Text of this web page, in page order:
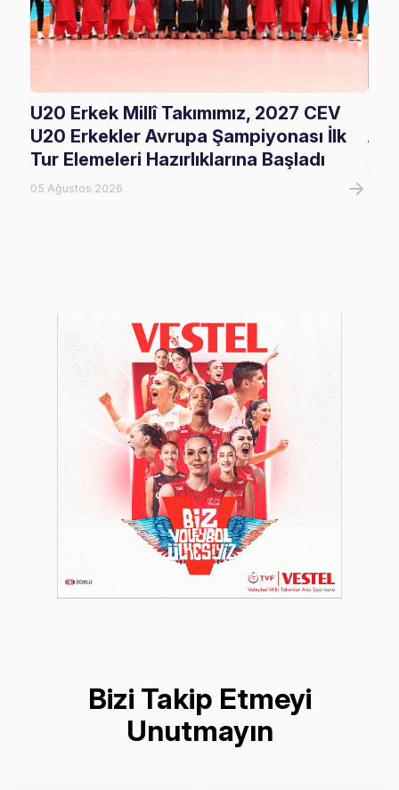
U20 Erkek Millî Takımımız, 2027 CEV
U20 Erkekler Avrupa Şampiyonası İlk
Tur Elemeleri Hazırlıklarına Başladı
05 Ağustos 2026
Bizi Takip Etmeyi
Unutmayın